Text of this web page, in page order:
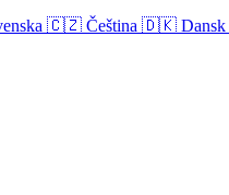
🇨🇿 Čeština 🇩🇰 Dansk